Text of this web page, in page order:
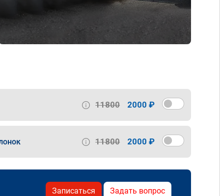
11800 2000 ₽
11800 2000 ₽
Записаться Задать вопрос